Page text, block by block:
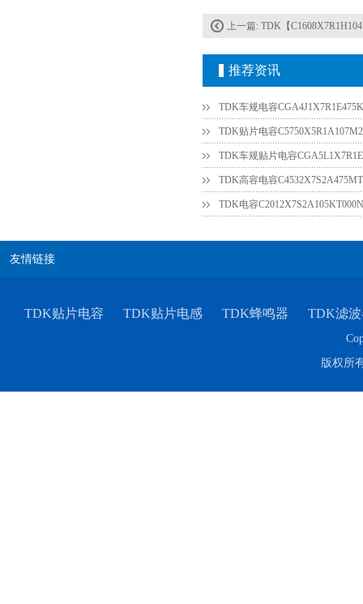
上一篇: TDK【
推荐资讯
TDK车规电容
TDK贴片电容
TDK车规贴片电容
TDK高容电容
友情链接
TDK贴片电容 TDK贴片电感 TDK蜂鸣器 TDK滤
版权所